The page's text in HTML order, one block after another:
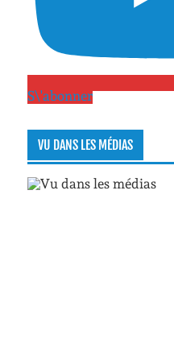
S\'abonner
VU DANS LES MÉDIAS